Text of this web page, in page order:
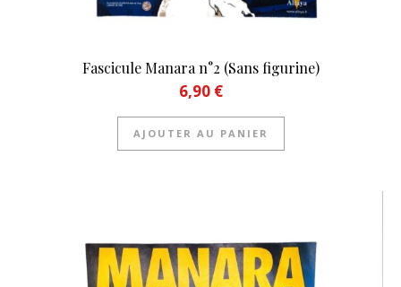
Fascicule Manara n°2 (Sans figurine)
6,90 €
AJOUTER AU PANIER